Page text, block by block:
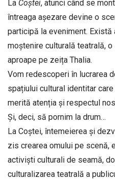
La Coștei, atunci când se
întreaga așezare devine o
participă la eveniment. Există
moștenire culturală tea­trală,
aproape pe zeița Thalia.
Vom redescoperi în lucrarea
spațiului cultural identitar
merită atenția și respectul
Și, deci, să pornim la drum…
La Coștei, întemeierea și
zis crearea omului pe scenă,
activiști culturali de seamă,
culturalizarea teatrală a